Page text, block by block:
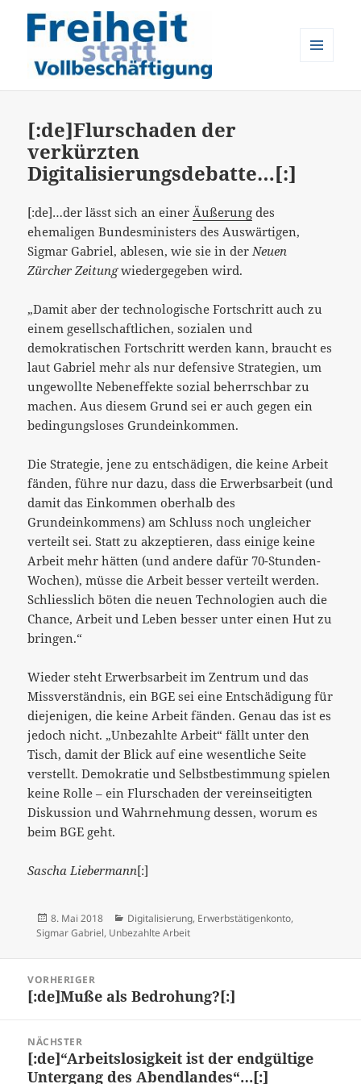
[:de]Flurschaden der
verkürzten
Digitalisierungsdebatte…[:]
[:de]…der lässt sich an einer Äußerung des
ehemaligen Bundesministers des Auswärtigen,
Sigmar Gabriel, ablesen, wie sie in der Neuen
Zürcher Zeitungwiedergegeben wird.
„Damit aber der technologische Fortschritt auch zu
einem gesellschaftlichen, sozialen und
demokratischen Fortschritt werden kann, braucht es
laut Gabriel mehr als nur defensive Strategien, um
ungewollte Nebeneffekte sozial beherrschbar zu
machen. Aus diesem Grund sei er auch gegen ein
bedingungsloses Grundeinkommen.
Die Strategie, jene zu entschädigen, die keine Arbeit
fänden, führe nur dazu, dass die Erwerbsarbeit (und
damit das Einkommen oberhalb des
Grundeinkommens) am Schluss noch ungleicher
verteilt sei. Statt zu akzeptieren, dass einige keine
Arbeit mehr hätten (und andere dafür 70-Stunden-
Wochen), müsse die Arbeit besser verteilt werden.
Schliesslich böten die neuen Technologien auch die
Chance, Arbeit und Leben besser unter einen Hut zu
bringen.“
Wieder steht Erwerbsarbeit im Zentrum und das
Missverständnis, ein BGE sei eine Entschädigung für
diejenigen, die keine Arbeit fänden. Genau das ist es
jedoch nicht. „Unbezahlte Arbeit“ fällt unter den
Tisch, damit der Blick auf eine wesentliche Seite
verstellt. Demokratie und Selbstbestimmung spielen
keine Rolle – ein Flurschaden der vereinseitigten
Diskussion und Wahrnehmung dessen, worum es
beim BGE geht.
Sascha Liebermann[:]
Veröffentlicht
am
8. Mai 2018 Kategorien
Digitalisierung, Erwerbstätigenkonto,
Sigmar Gabriel, Unbezahlte Arbeit
VORHERIGER
Vorheriger
[:de]Muße als Bedrohung?[:]
NÄCHSTER
Nächster
Beitrag:
[:de]“Arbeitslosigkeit ist der endgültige
Untergang des Abendlandes“…[:]